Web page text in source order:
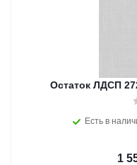
Остаток ЛДСП
Есть в
1